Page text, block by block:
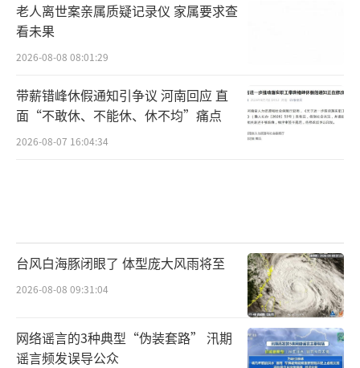
老人离世案亲属质疑记录仪 家属要求查
看未果
2026-08-08 08:01:29
带薪错峰休假通知引争议 河南回应 直
面“不敢休、不能休、休不均”痛点
2026-08-07 16:04:34
台风白海豚闭眼了 体型庞大风雨将至
2026-08-08 09:31:04
网络谣言的3种典型“伪装套路” 汛期
谣言频发误导公众